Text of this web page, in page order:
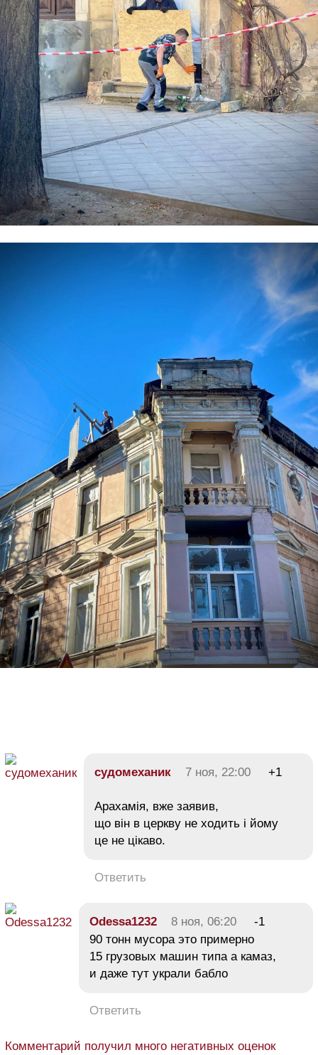
судомеханик 7 ноя, 22:00 +1
Арахамія, вже заявив,
що він в церкву не ходить і йому
це не цікаво.
Ответить
Odessa1232 8 ноя, 06:20
-1
90 тонн мусора это примерно
15 грузовых машин типа а камаз,
и даже тут украли бабло
Ответить
Комментарий получил много негативных оценок